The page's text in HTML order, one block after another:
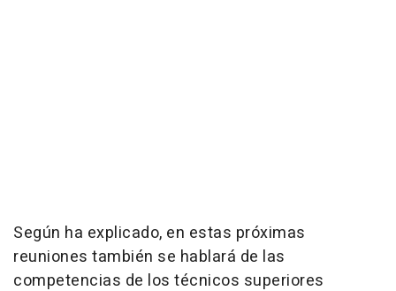
Según ha explicado, en estas próximas
reuniones también se hablará de las
competencias de los técnicos superiores